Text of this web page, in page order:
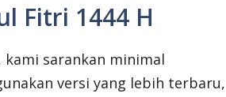
Fitri 1444 H
sarankan minimal
versi yang lebih terbaru,